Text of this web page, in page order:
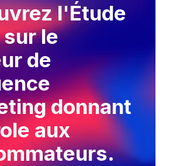
l'Étude
le
de
donnant
aux